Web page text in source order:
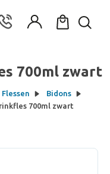
700ml zwart
Flessen
Bidons
700ml zwart